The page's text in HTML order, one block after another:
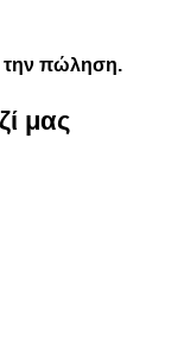
την πώληση.
μας